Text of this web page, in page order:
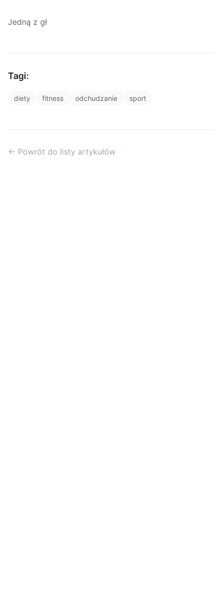
Jedną z gł
Tagi:
diety fitness odchudzanie sport
← Powrót do listy artykułów